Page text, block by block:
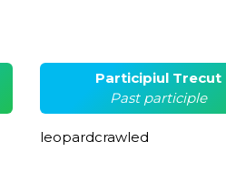
Participiul Trecut
Past participle
leopardcrawled